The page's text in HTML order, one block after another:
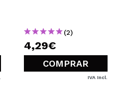
(2)
4,29€
COMPRAR
IVA Incl.